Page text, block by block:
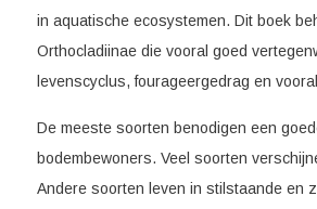
in aquatische ecosystemen. Dit boek
Orthocladiinae die vooral goed
levenscyclus, fourageergedrag en
De meeste soorten benodigen een
bodembewoners. Veel soorten
Andere soorten leven in stilstaande en